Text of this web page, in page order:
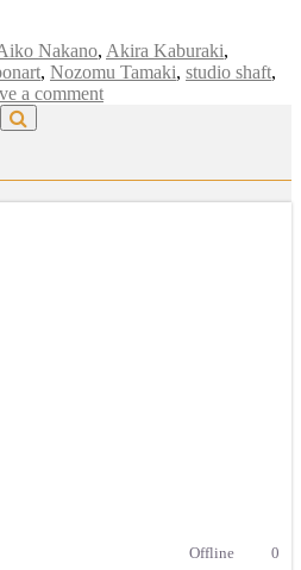
Nakano, Akira Kaburaki,
, Nozomu Tamaki, studio shaft,
a comment
Offline
0